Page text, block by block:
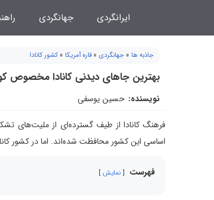
ایرانگردی جهانگردی
جاذبه ها » جهانگردی » قاره آمریکا » کشور کانادا
بهترین جاهای دیدنی کانادا مخصوص
نویسنده: حسین یوسفی
فرهنگ کانادا از طیف گسترده‌ای از ملیت‌های
اساسی این کشور محافظت شده‌اند. اما در کشور
فهرست نمایش